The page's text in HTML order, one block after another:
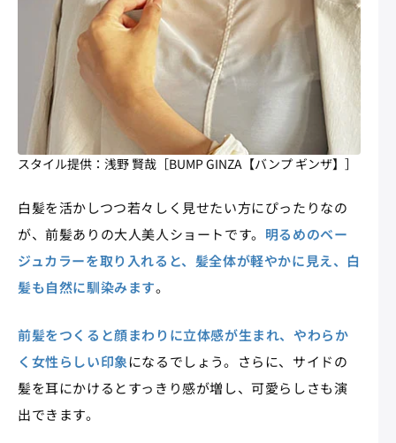
スタイル提供：浅野 賢哉［BUMP GINZA【バンプ ギンザ】］
白髪を活かしつつ若々しく見せたい方にぴったりなの
が、前髪ありの大人美人ショートです。 明るめのベー
ジュカラーを取り入れると、髪全体が軽やかに見え、白
髪も自然に馴染みます。
前髪をつくると顔まわりに立体感が生まれ、やわらか
く女性らしい印象になるでしょう。さらに、サイドの
髪を耳にかけるとすっきり感が増し、可愛らしさも演
出できます。